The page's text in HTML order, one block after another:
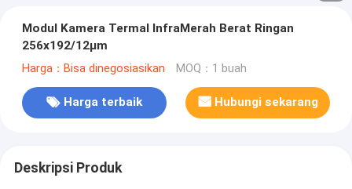
Modul Kamera Termal InfraMerah Berat Ringan
256x192/12μm
Harga：Bisa dinegosiasikan MOQ：1 buah
Harga terbaik Hubungi sekarang
Deskripsi Produk